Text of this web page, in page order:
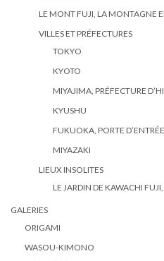
LE MONT FUJI, LA MONTAGNE
VILLES ET PRÉFECTURES
TOKYO
KYOTO
MIYAJIMA, PRÉFECTURE
KYUSHU
FUKUOKA, PORTE
MIYAZAKI
LIEUX INSOLITES
LE JARDIN DE KAWACHI
GALERIES
ORIGAMI
WASOU-KIMONO